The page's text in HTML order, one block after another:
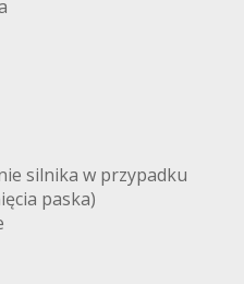
silnika w przypadku
paska)